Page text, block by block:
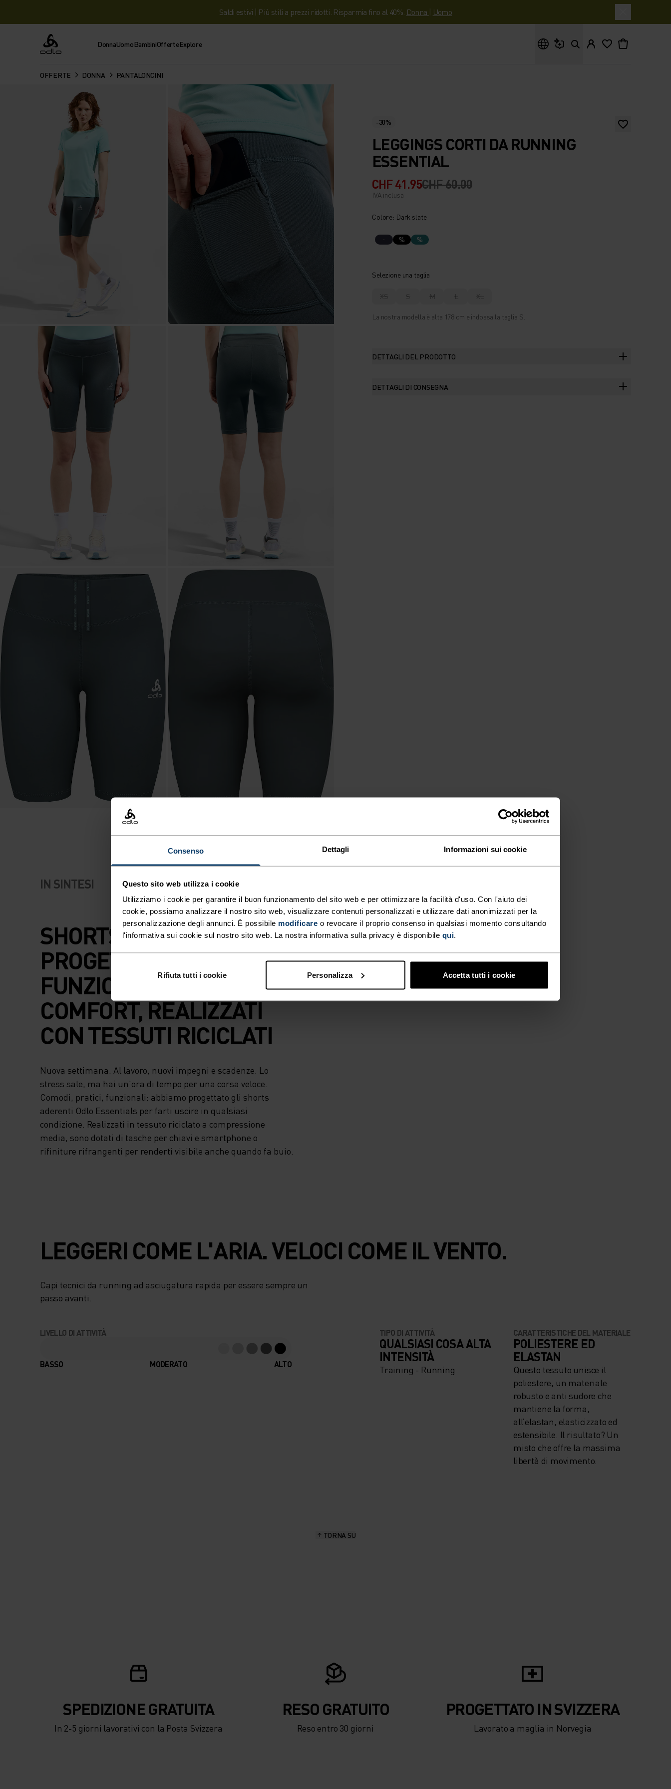
Consenso Dettagli Informazioni sui cookie
Questo sito web utilizza i cookie
Utilizziamo i cookie per garantire il buon funzionamento del sito web e per ottimizzare la facilità d'uso. Con l'aiuto dei
cookie, possiamo analizzare il nostro sito web, visualizzare contenuti personalizzati e utilizzare dati anonimizzati per la
personalizzazione degli annunci. È possibile modificare o revocare il proprio consenso in qualsiasi momento consultando
l'informativa sui cookie sul nostro sito web. La nostra informativa sulla privacy è disponibile qui.
Rifiuta tutti i cookie Personalizza Accetta tutti i cookie
Saldi estivi | Più stili a prezzi ridotti. Risparmia fino al 40%. Donna | Uomo
Odlo DonnaUomoBambiniOfferteExplore
OFFERTE DONNA PANTALONCINI
-30%
LEGGINGS CORTI DA RUNNING
ESSENTIAL
CHF 41.95CHF 60.00
IVA inclusa
Colore: Dark slate
% %
Selezione una taglia
XS S M L XL
La nostra modella è alta 178 cm e indossa la taglia S.
DETTAGLI DEL PRODOTTO
DETTAGLI DI CONSEGNA
IN SINTESI
SHORTS ADERENTI
PROGETTATI PER LA
FUNZIONALITÀ E IL
COMFORT, REALIZZATI
CON TESSUTI RICICLATI
Nuova settimana. Al lavoro, nuovi impegni e scadenze. Lo
stress sale, ma hai un’ora di tempo per una corsa veloce.
Comodi, pratici, funzionali: abbiamo progettato gli shorts
aderenti Odlo Essentials per farti uscire in qualsiasi
condizione. Realizzati in tessuto riciclato a compressione
media, sono dotati di tasche per chiavi e smartphone o
rifiniture rifrangenti per renderti visibile anche quando fa buio.
LEGGERI COME L'ARIA. VELOCI COME IL VENTO.
Capi tecnici da running ad asciugatura rapida per essere sempre un
passo avanti.
LIVELLO DI ATTIVITÀ
BASSO MODERATO ALTO
TIPO DI ATTIVITÀ
QUALSIASI COSA ALTA
INTENSITÀ
Training - Running
CARATTERISTICHE DEL MATERIALE
POLIESTERE ED
ELASTAN
Questo tessuto unisce il
poliestere, un materiale
robusto e anti sudore che
mantiene la forma,
all’elastan, elasticizzato ed
estensibile. Il risultato? Un
misto che offre la massima
libertà di movimento.
TORNA SU
SPEDIZIONE ​​​​​​GRATUITA
In 2-5 giorni lavorativi con la Posta Svizzera
RESO GRATUITO
Reso entro 30 giorni
PROGETTATO IN SVIZZERA
Lavorato a maglia in Norvegia